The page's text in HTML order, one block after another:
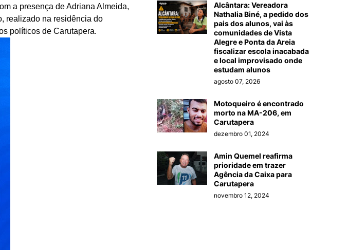
a presença de Adriana Almeida,
realizado na residência do
políticos de Carutapera.
Alcântara: Vereadora
Nathalia Biné, a pedido dos
pais dos alunos, vai às
comunidades de Vista
Alegre e Ponta da Areia
fiscalizar escola inacabada
e local improvisado onde
estudam alunos
agosto 07, 2026
Motoqueiro é encontrado
morto na MA-206, em
Carutapera
dezembro 01, 2024
Amin Quemel reafirma
prioridade em trazer
Agência da Caixa para
Carutapera
novembro 12, 2024